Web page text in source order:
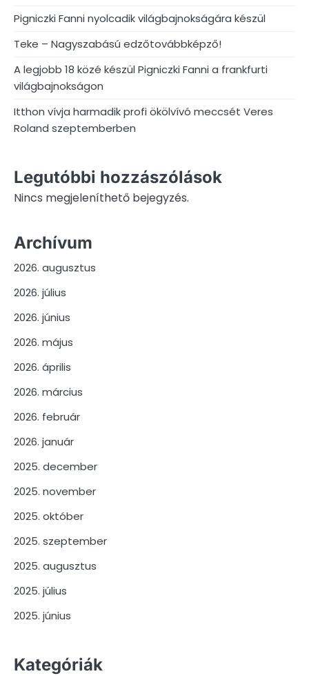
Pigniczki Fanni nyolcadik világbajnokságára készül
Teke – Nagyszabású edzőtovábbképző!
A legjobb 18 közé készül Pigniczki Fanni a frankfurti
világbajnokságon
Itthon vívja harmadik profi ökölvívó meccsét Veres
Roland szeptemberben
Legutóbbi hozzászólások
Nincs megjeleníthető bejegyzés.
Archívum
2026. augusztus
2026. július
2026. június
2026. május
2026. április
2026. március
2026. február
2026. január
2025. december
2025. november
2025. október
2025. szeptember
2025. augusztus
2025. július
2025. június
Kategóriák